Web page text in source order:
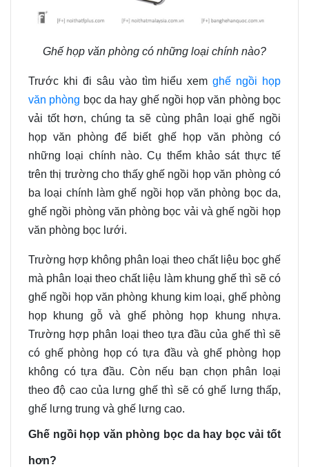
Ghế họp văn phòng có những loại chính nào?
Trước khi đi sâu vào tìm hiểu xemghế ngồi họp
văn phòng bọc da hay ghế ngồi họp văn phòng bọc
vải tốt hơn, chúng ta sẽ cùng phân loại ghế ngồi
họp văn phòng để biết ghế họp văn phòng có
những loại chính nào. Cụ thểmkhảo sát thực tế
trên thị trường cho thấy ghế ngồi họp văn phòng có
ba loại chính làm ghế ngồi họp văn phòng bọc da,
ghế ngồi phòng văn phòng bọc vải và ghế ngồi họp
văn phòng bọc lưới.
Trường hợp không phân loại theo chất liệu bọc ghế
mà phân loại theo chất liệu làm khung ghế thì sẽ có
ghế ngồi họp văn phòng khung kim loại, ghế phòng
họp khung gỗ và ghế phòng họp khung nhựa.
Trường hợp phân loại theo tựa đầu của ghế thì sẽ
có ghế phòng họp có tựa đầu và ghế phòng họp
không cótựa đầu. Còn nếu bạn chọn phân loại
theo độ cao của lưng ghế thì sẽ có ghế lưng thấp,
ghế lưng trung và ghế lưng cao.
Ghế ngồi họp văn phòng bọc da hay bọc vải tốt
hơn?